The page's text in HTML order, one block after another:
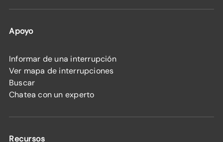
Apoyo
Informar de una interrupción
Ver mapa de interrupciones
Buscar
Chatea con un experto
Recursos